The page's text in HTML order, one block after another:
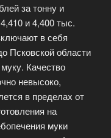
за тонну и
и 4,400 тыс.
в себя
Псковской области
Качество
невысоко,
в пределах от
на
муки